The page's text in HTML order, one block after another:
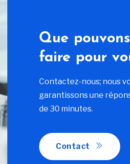
Que
faire pour
Contactez-nous; nous
garantissons une
de 30 minutes.
Contact